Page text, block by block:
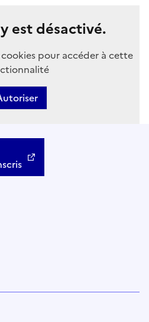
est désactivé.
pour accéder à cette